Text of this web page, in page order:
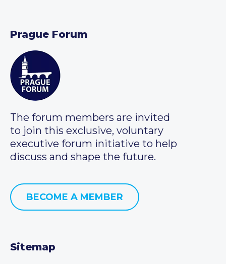
Prague Forum
The forum members are invited
to join this exclusive, voluntary
executive forum initiative to help
discuss and shape the future.
BECOME A MEMBER
Sitemap